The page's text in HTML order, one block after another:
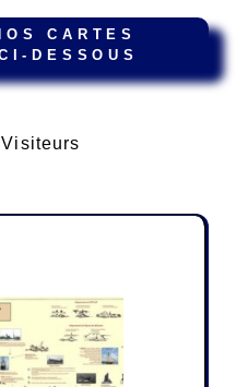
CARTES
DESSOUS